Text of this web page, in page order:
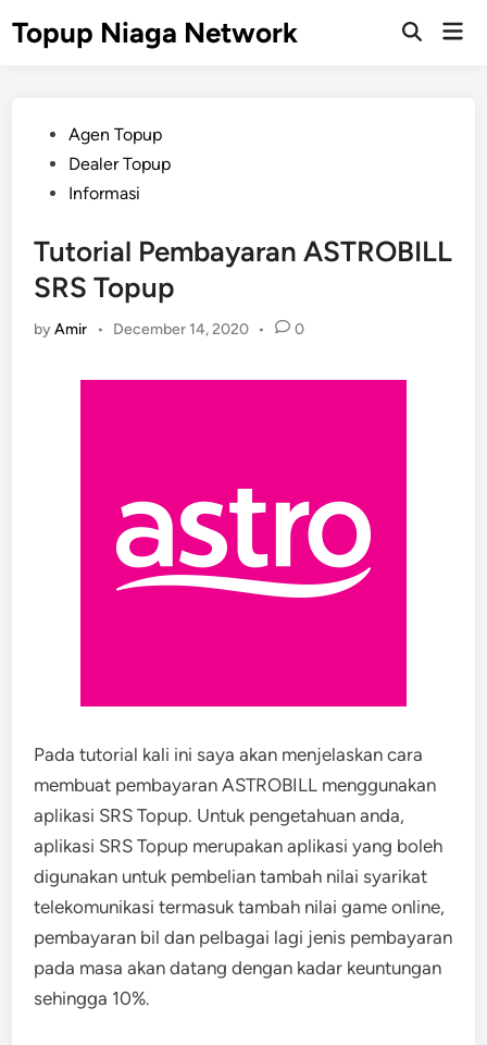
Topup Niaga Network
Open
PostedAgen Topup
Dealer Topup
Informasi
Tutorial Pembayaran ASTROBILL
SRS Topup
byAmir • December 14, 2020 • 0
Pada tutorial kali ini saya akan menjelaskan cara
membuat pembayaran ASTROBILL menggunakan
aplikasi SRS Topup. Untuk pengetahuan anda,
aplikasi SRS Topup merupakan aplikasi yang boleh
digunakan untuk pembelian tambah nilai syarikat
telekomunikasi termasuk tambah nilai game online,
pembayaran bil dan pelbagai lagi jenis pembayaran
pada masa akan datang dengan kadar keuntungan
sehingga 10%.